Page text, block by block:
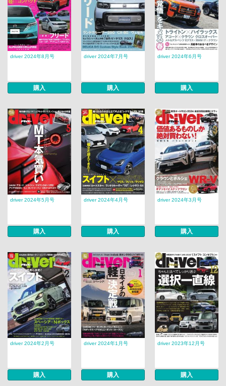
driver 2024年8月号
購入
driver 2024年7月号
購入
driver 2024年6月号
購入
driver 2024年5月号
購入
driver 2024年4月号
購入
driver 2024年3月号
購入
driver 2024年2月号
購入
driver 2024年1月号
購入
driver 2023年12月号
購入